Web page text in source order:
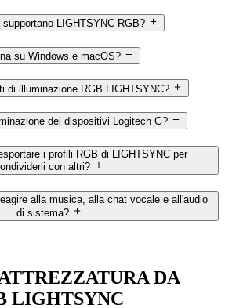
LIGHTSYNC RGB?
su Windows e macOS?
di illuminazione RGB LIGHTSYNC?
dei dispositivi Logitech G?
i profili RGB di LIGHTSYNC per
con altri?
alla musica, alla chat vocale e all'audio
di sistema?
DA
LIGHTSYNC